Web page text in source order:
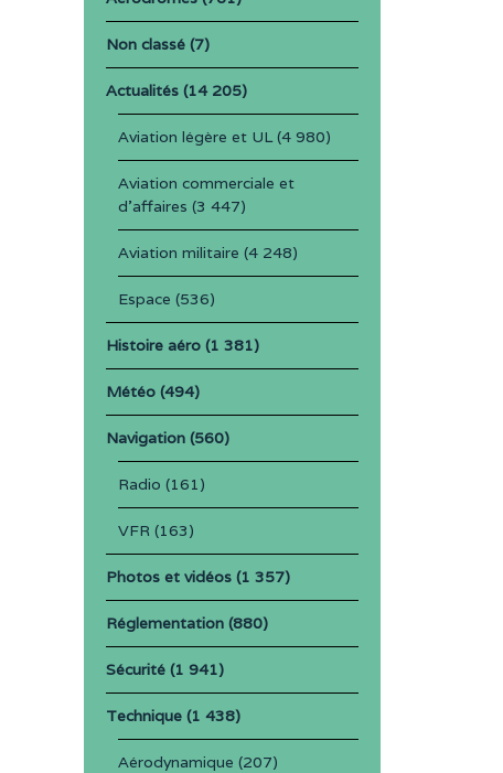
Non classé(7)
Actualités(14 205)
Aviation légère et UL(4 980)
Aviation commerciale et
d'affaires (3 447)
Aviation militaire (4 248)
Espace (536)
Histoire aéro(1 381)
Météo(494)
Navigation(560)
Radio (161)
VFR (163)
Photos et vidéos(1 357)
Réglementation(880)
Sécurité(1 941)
Technique(1 438)
Aérodynamique (207)